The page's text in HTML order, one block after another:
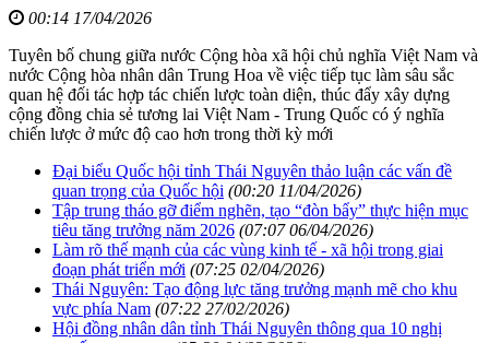
00:14 17/04/2026
Tuyên bố chung giữa nước Cộng hòa xã hội chủ nghĩa Việt Nam và
nước Cộng hòa nhân dân Trung Hoa về việc tiếp tục làm sâu sắc
quan hệ đối tác hợp tác chiến lược toàn diện, thúc đẩy xây dựng
cộng đồng chia sẻ tương lai Việt Nam - Trung Quốc có ý nghĩa
chiến lược ở mức độ cao hơn trong thời kỳ mới
Đại biểu Quốc hội tỉnh Thái Nguyên thảo luận các vấn đề
quan trọng của Quốc hội (00:20 11/04/2026)
Tập trung tháo gỡ điểm nghẽn, tạo “đòn bẩy” thực hiện mục
tiêu tăng trưởng năm 2026 (07:07 06/04/2026)
Làm rõ thế mạnh của các vùng kinh tế - xã hội trong giai
đoạn phát triển mới (07:25 02/04/2026)
Thái Nguyên: Tạo động lực tăng trưởng mạnh mẽ cho khu
vực phía Nam (07:22 27/02/2026)
Hội đồng nhân dân tỉnh Thái Nguyên thông qua 10 nghị